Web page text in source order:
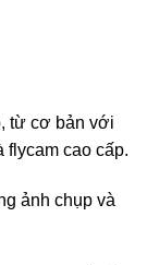
từ cơ bản với
flycam cao cấp.
ảnh chụp và